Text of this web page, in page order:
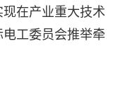
在产业重大技术
工委员会推举牵